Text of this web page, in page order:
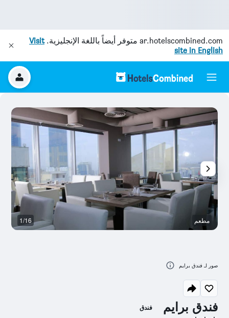
ar.hotelscombined.com متوفر أيضاً باللغة الإنجليزية.Visit
site in English
فندق برايم فندق
مطعم 1/16
صور لـ فندق برايم